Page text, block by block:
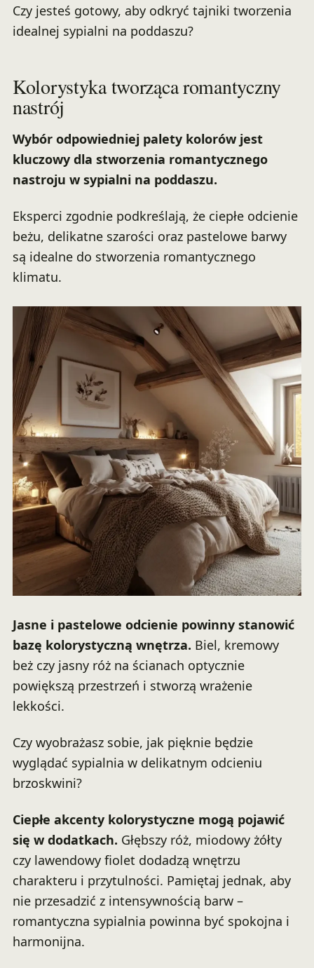
Czy jesteś gotowy, aby odkryć tajniki tworzenia
idealnej sypialni na poddaszu?
Kolorystyka tworząca romantyczny
nastrój
Wybór odpowiedniej palety kolorów jest
kluczowy dla stworzenia romantycznego
nastroju w sypialni na poddaszu.
Eksperci zgodnie podkreślają, że ciepłe odcienie
beżu, delikatne szarości oraz pastelowe barwy
są idealne do stworzenia romantycznego
klimatu.
Jasne i pastelowe odcienie powinny stanowić
bazę kolorystyczną wnętrza. Biel, kremowy
beż czy jasny róż na ścianach optycznie
powiększą przestrzeń i stworzą wrażenie
lekkości.
Czy wyobrażasz sobie, jak pięknie będzie
wyglądać sypialnia w delikatnym odcieniu
brzoskwini?
Ciepłe akcenty kolorystyczne mogą pojawić
się w dodatkach. Głębszy róż, miodowy żółty
czy lawendowy fiolet dodadzą wnętrzu
charakteru i przytulności. Pamiętaj jednak, aby
nie przesadzić z intensywnością barw –
romantyczna sypialnia powinna być spokojna i
harmonijna.